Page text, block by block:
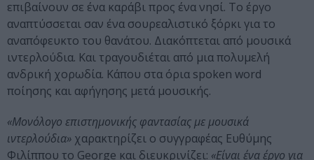
επιβαίνουν σε ένα καράβι προς ένα νησί. Το έργο
αναπτύσσεται σαν ένα σουρεαλιστικό ξόρκι για το
αναπόφευκτο του θανάτου. Διακόπτεται από μουσικά
ιντερλούδια. Και τραγουδιέται από μια πολυμελή
ανδρική χορωδία. Κάπου στα όρια spoken word
ποίησης και αφήγησης μετά μουσικής.
«Μονόλογο επιστημονικής φαντασίας με μουσικά
ιντερλούδια» χαρακτηρίζει ο συγγραφέας Ευθύμης
Φιλίππου το George και διευκρινίζει: «Είναι ένα έργο για